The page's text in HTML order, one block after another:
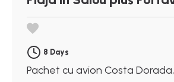
8 Days
Pachet cu avion Costa Dorada,